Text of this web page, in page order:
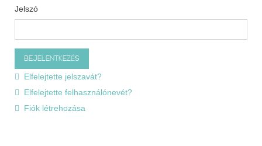
Jelszó
Elfelejtette jelszavát?
Elfelejtette felhasználónevét?
Fiók létrehozása